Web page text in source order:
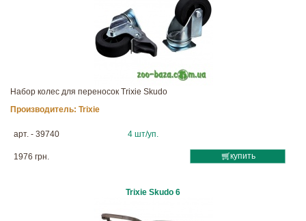
Набор колес для переносок Trixie Skudo
Производитель: Trixie
арт. - 39740 4 шт/уп.
1976 грн. купить
Trixie Skudo 6